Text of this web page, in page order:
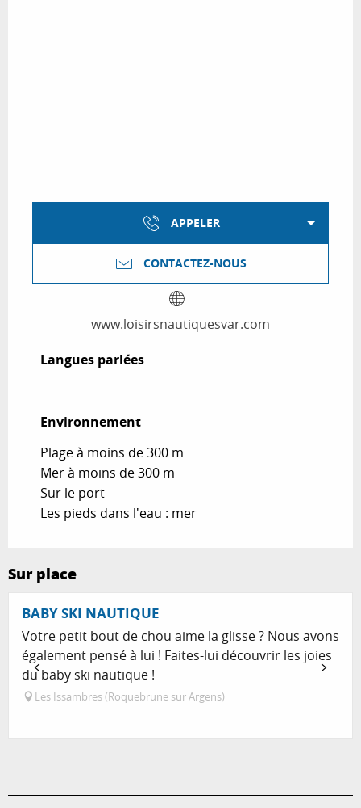
APPELER
CONTACTEZ-NOUS
www.loisirsnautiquesvar.com
Langues parlées
Langues parlées
Environnement
Environnement
Plage à moins de 300 m
Mer à moins de 300 m
Sur le port
Les pieds dans l'eau : mer
Sur place
BABY SKI NAUTIQUE
Votre petit bout de chou aime la glisse ? Nous avons
également pensé à lui ! Faites-lui découvrir les joies
du baby ski nautique !
Les Issambres (Roquebrune sur Argens)